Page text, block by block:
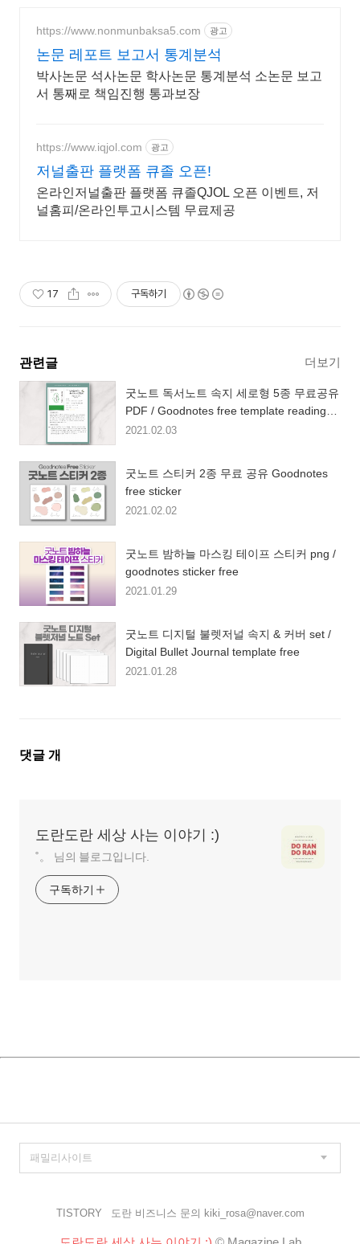
https://www.nonmunbaksa5.com 광고
논문 레포트 보고서 통계분석
박사논문 석사논문 학사논문 통계분석 소논문 보고
서 통째로 책임진행 통과보장
https://www.iqjol.com 광고
저널출판 플랫폼 큐졸 오픈!
온라인저널출판 플랫폼 큐졸QJOL 오픈 이벤트, 저
널홈피/온라인투고시스템 무료제공
17 구독하기
관련글 더보기
굿노트 독서노트 속지 세로형 5종 무료공유
PDF / Goodnotes free template reading
journal
2021.02.03
굿노트 스티커 2종 무료 공유 Goodnotes
free sticker
2021.02.02
굿노트 밤하늘 마스킹 테이프 스티커 png /
goodnotes sticker free
2021.01.29
굿노트 디지털 불렛저널 속지 & 커버 set /
Digital Bullet Journal template free
2021.01.28
댓
댓글 개
도란도란 세상 사는 이야기 :)
˚。 님의 블로그입니다.
구독하기
TISTORY 도란 비즈니스 문의 kiki_rosa@naver.com